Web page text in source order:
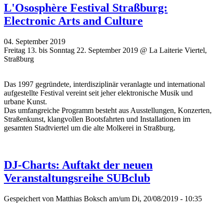
L'Ososphère Festival Straßburg:
Electronic Arts and Culture
04. September 2019
Freitag 13. bis Sonntag 22. September 2019 @ La Laiterie Viertel,
Straßburg
Das 1997 gegründete, interdisziplinär veranlagte und international
aufgestellte Festival vereint seit jeher elektronische Musik und
urbane Kunst.
Das umfangreiche Programm besteht aus Ausstellungen, Konzerten,
Straßenkunst, klangvollen Bootsfahrten und Installationen im
gesamten Stadtviertel um die alte Molkerei in Straßburg.
DJ-Charts: Auftakt der neuen
Veranstaltungsreihe SUBclub
Gespeichert von Matthias Boksch am/um Di, 20/08/2019 - 10:35